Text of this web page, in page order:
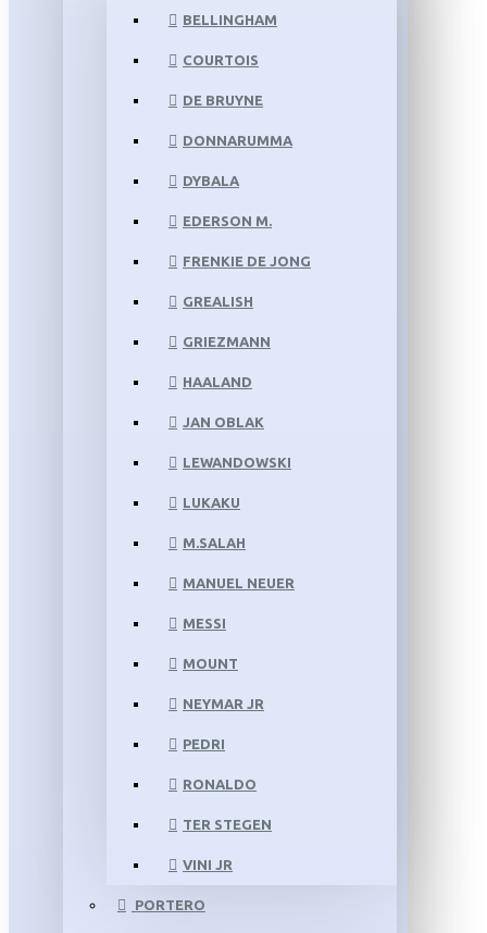
BELLINGHAM
COURTOIS
DE BRUYNE
DONNARUMMA
DYBALA
EDERSON M.
FRENKIE DE JONG
GREALISH
GRIEZMANN
HAALAND
JAN OBLAK
LEWANDOWSKI
LUKAKU
M.SALAH
MANUEL NEUER
MESSI
MOUNT
NEYMAR JR
PEDRI
RONALDO
TER STEGEN
VINI JR
PORTERO